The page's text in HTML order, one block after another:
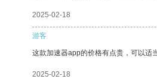
2025-02-18
游客
这款加速器app的价格有点贵，可以适
2025-02-18